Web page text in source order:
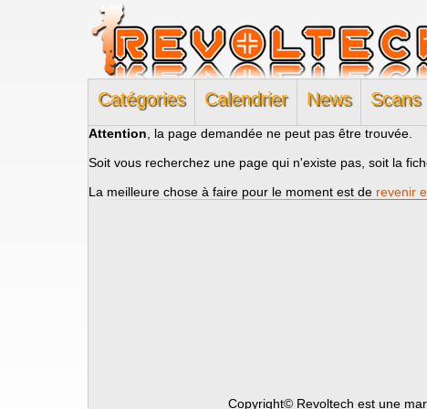
Catégories Calendrier News Scans
Attention , la page demandée ne peut pas être trouvée.
Soit vous recherchez une page qui n'existe pas, soit la
La meilleure chose à faire pour le moment est de revenir
Copyright© Revoltech est une